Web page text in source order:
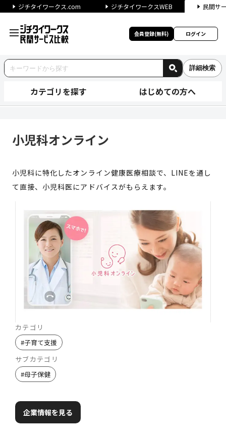
ジチタイワークス.com ジチタイワークスWEB 民間サ
会員登録(無料) ログイン
詳細検索
カテゴリを探す はじめての方へ
小児科オンライン
小児科に特化したオンライン健康医療相談で、LINEを通し
て直接、小児科医にアドバイスがもらえます。
カテゴリ
#子育て支援
サブカテゴリ
#母子保健
企業情報を見る